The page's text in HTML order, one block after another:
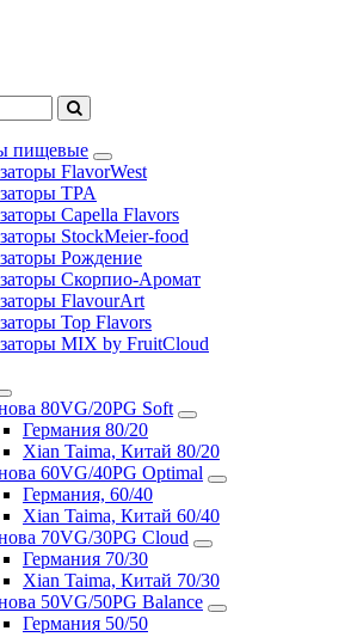
пищевые
FlavorWest
TPA
Capella Flavors
StockMeier-food
Рождение
Скорпио-Аромат
FlavourArt
Top Flavors
MIX by FruitCloud
80VG/20PG Soft
Германия 80/20
Xian Taima, Китай 80/20
60VG/40PG Optimal
Германия, 60/40
Xian Taima, Китай 60/40
70VG/30PG Cloud
Германия 70/30
Xian Taima, Китай 70/30
50VG/50PG Balance
Германия 50/50